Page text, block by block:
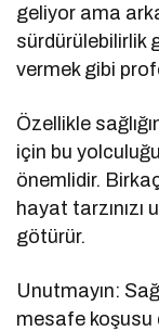
geliyor ama
sürdürülebilirlik
vermek gibi
Özellikle
için bu
önemlidir.
hayat
götürür.
Unutmayın:
mesafe koşusu